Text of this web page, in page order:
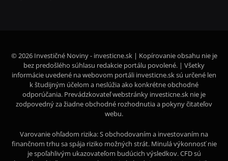
© 2026 Investičné Noviny - investicne.sk | Kopírovanie obsahu nie je
bez predošlého súhlasu redakcie portálu povolené. | Všetky
informácie uvedené na webovom portáli investicne.sk sú určené len
k študijným účelom a neslúžia ako konkrétne obchodné
odporúčania. Prevádzkovateľ webstránky investicne.sk nie je
zodpovedný za žiadne obchodné rozhodnutia a pokyny čitateľov
webu.
Varovanie ohľadom rizika: S obchodovaním a investovaním na
finančnom trhu sa spája riziko možných strát. Minulá výkonnosť nie
je spoľahlivým ukazovateľom budúcich výsledkov. CFD sú